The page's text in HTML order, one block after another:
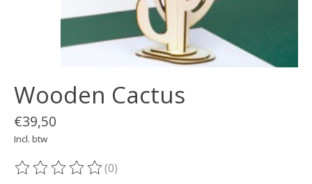
Wooden Cactus
€39,50
Incl. btw
De beoordeling van dit product is
(0)